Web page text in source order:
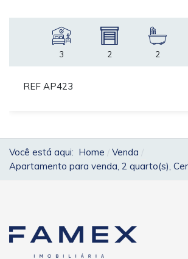
3 2 2
REF AP423
Você está aqui: Home
Venda
Apartamento para venda, 2 quarto(s),